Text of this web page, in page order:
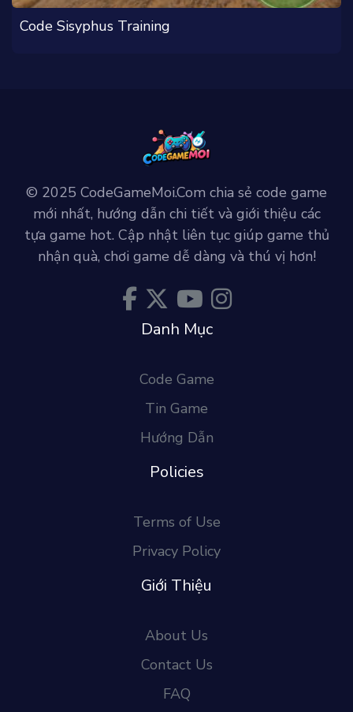
Code Sisyphus Training
© 2025 CodeGameMoi.Com chia sẻ code game
mới nhất, hướng dẫn chi tiết và giới thiệu các
tựa game hot. Cập nhật liên tục giúp game thủ
nhận quà, chơi game dễ dàng và thú vị hơn!
Danh Mục
Code Game
Tin Game
Hướng Dẫn
Policies
Terms of Use
Privacy Policy
Giới Thiệu
About Us
Contact Us
FAQ